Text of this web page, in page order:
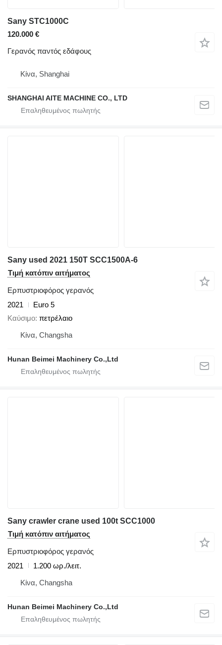
Sany STC1000C
120.000 €
Γερανός παντός εδάφους
Κίνα, Shanghai
SHANGHAI AITE MACHINE CO., LTD
Sany used 2021 150T SCC1500A-6
Τιμή κατόπιν αιτήματος
Ερπυστριοφόρος γερανός
2021
Euro 5
Καύσιμο πετρέλαιο
Κίνα, Changsha
Hunan Beimei Machinery Co.,Ltd
Sany crawler crane used 100t SCC1000
Τιμή κατόπιν αιτήματος
Ερπυστριοφόρος γερανός
2021
1.200 ωρ./λειτ.
Κίνα, Changsha
Hunan Beimei Machinery Co.,Ltd